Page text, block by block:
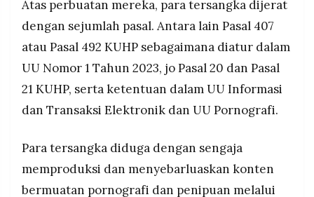
Atas perbuatan mereka, para tersangka dijerat
dengan sejumlah pasal. Antara lain Pasal 407
atau Pasal 492 KUHP sebagaimana diatur dalam
UU Nomor 1 Tahun 2023, jo Pasal 20 dan Pasal
21 KUHP, serta ketentuan dalam UU Informasi
dan Transaksi Elektronik dan UU Pornografi.
Para tersangka diduga dengan sengaja
memproduksi dan menyebarluaskan konten
bermuatan pornografi dan penipuan melalui